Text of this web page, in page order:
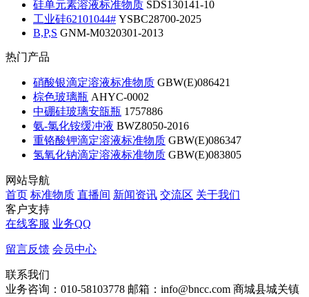
硅单元素溶液标准物质 SDS130141-10
工业硅62101044# YSBC28700-2025
B,P,S GNM-M0320301-2013
热门产品
硝酸银滴定溶液标准物质 GBW(E)086421
棕色玻璃瓶 AHYC-0002
中硼硅玻璃安瓿瓶 1757886
氨-氯化铵缓冲液 BWZ8050-2016
重铬酸钾滴定溶液标准物质 GBW(E)086347
氢氧化钠滴定溶液标准物质 GBW(E)083805
网站导航
首页 标准物质 直播间 新闻资讯 交流区 关于我们
客户支持
在线客服 业务QQ
留言反馈 会员中心
联系我们
业务咨询：010-58103778 邮箱：info@bncc.com 商城县城关镇